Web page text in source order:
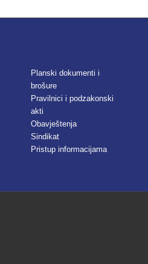
Planski dokumenti i
brošure
Pravilnici i podzakonski
akti
Obavještenja
Sindikat
Pristup informacijama